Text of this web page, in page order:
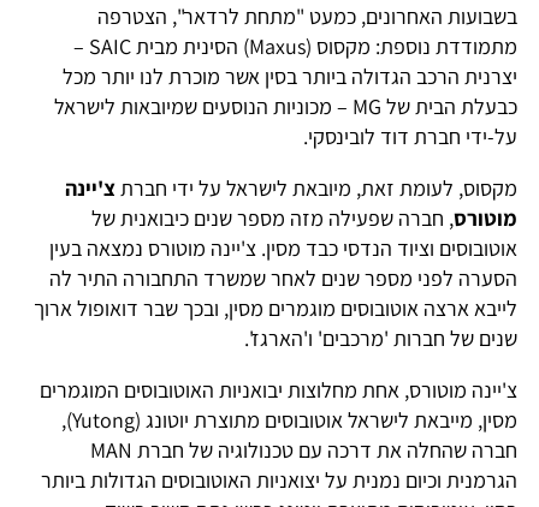
בשבועות האחרונים, כמעט "מתחת לרדאר", הצטרפה
מתמודדת נוספת: מקסוס (Maxus) הסינית מבית SAIC –
יצרנית הרכב הגדולה ביותר בסין אשר מוכרת לנו יותר מכל
כבעלת הבית של MG – מכוניות הנוסעים שמיובאות לישראל
על-ידי חברת דוד לובינסקי.
מקסוס, לעומת זאת, מיובאת לישראל על ידי חברתצ'יינה
מוטורס, חברה שפעילה מזה מספר שנים כיבואנית של
אוטובוסים וציוד הנדסי כבד מסין. צ'יינה מוטורס נמצאה בעין
הסערה לפני מספר שנים לאחר שמשרד התחבורה התיר לה
לייבא ארצה אוטובוסים מוגמרים מסין, ובכך שבר דואופול ארוך
שנים של חברות 'מרכבים' ו'הארגז'.
צ'יינה מוטורס, אחת מחלוצות יבואניות האוטובוסים המוגמרים
מסין, מייבאת לישראל אוטובוסים מתוצרת יוטונג (Yutong),
חברה שהחלה את דרכה עם טכנולוגיה של חברת MAN
הגרמנית וכיום נמנית על יצואניות האוטובוסים הגדולות ביותר